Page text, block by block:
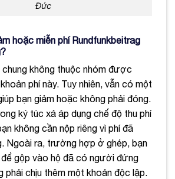
Đức
hoặc miễn phí Rundfunkbeitrag
chung không thuộc nhóm được
phí này. Tuy nhiên, vẫn có một
bạn giảm hoặc không phải đóng.
ký túc xá áp dụng chế độ thu phí
không cần nộp riêng vì phí đã
Ngoài ra, trường hợp ở ghép, bạn
gộp vào hộ đã có người đứng
phải chịu thêm một khoản độc lập.